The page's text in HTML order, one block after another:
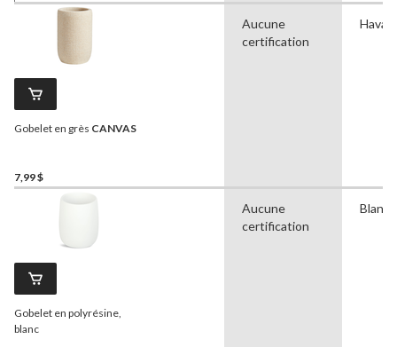
Gobelet en grès CANVAS
7,99 $
Aucune
certification
Gobelet en polyrésine,
blanc
Aucune
certification
Blanc